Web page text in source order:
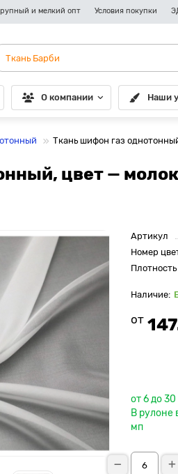
и мелкий опт Условия покупки
О компании Наши
Ткань шифон газ
цвет —
Артикул
Номер
Плотность
от
от 6 до
В рулоне
мп